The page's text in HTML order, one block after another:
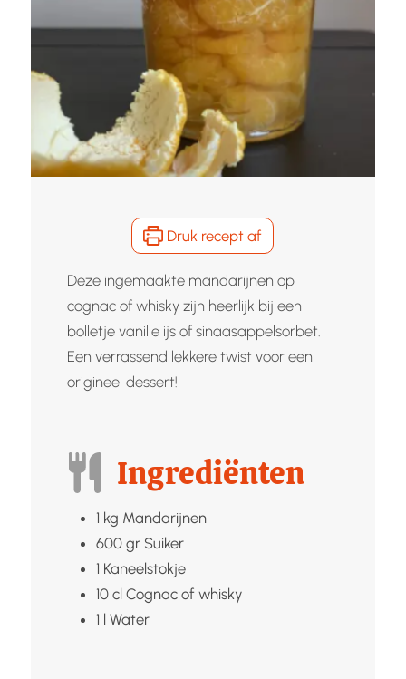
Druk recept af
Deze ingemaakte mandarijnen op
cognac of whisky zijn heerlijk bij een
bolletje vanille ijs of sinaasappelsorbet.
Een verrassend lekkere twist voor een
origineel dessert!
Ingrediënten
1 kg Mandarijnen
600 gr Suiker
1 Kaneelstokje
10 cl Cognac of whisky
1 l Water